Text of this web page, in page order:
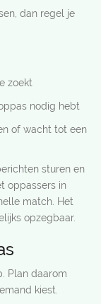
dan regel je
zoekt
nodig hebt
of wacht tot een
sturen en
oppassers in
match. Het
opzegbaar.
Plan daarom
kiest.